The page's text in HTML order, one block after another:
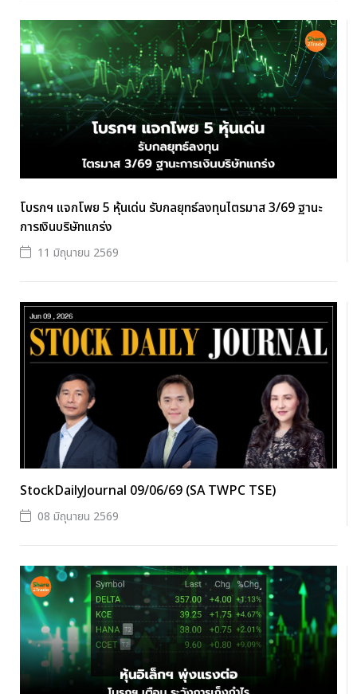
โบรกฯ แจกโพย 5 หุ้นเด่น รับกลยุทธ์ลงทุนไตรมาส 3/69 ฐานะ
การเงินบริษัทแกร่ง
11 มิถุนายน 2569
StockDailyJournal 09/06/69 (SA TWPC TSE)
08 มิถุนายน 2569